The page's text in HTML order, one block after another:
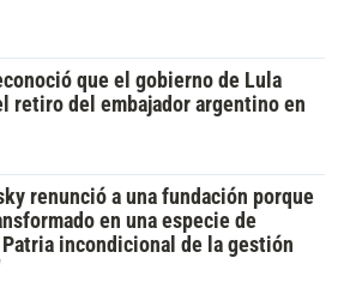
que el gobierno de Lula
retiro del embajador argentino en
renunció a una fundación porque
en una especie de
incondicional de la gestión